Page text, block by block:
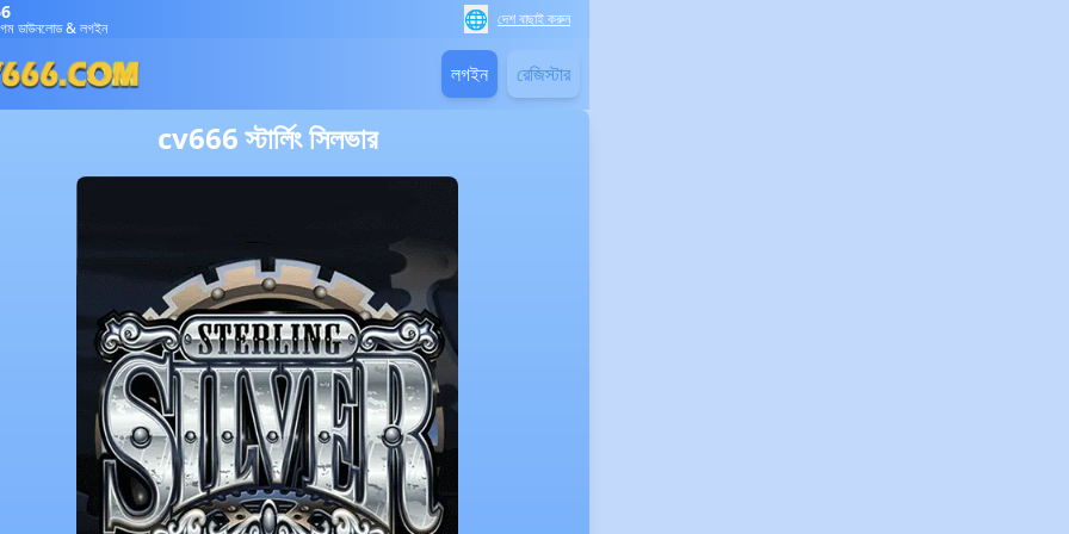
ডাউনলোড & লগইন 🌐 দেশ বাছাই করুন
লগইন রেজিস্টার
cv666 স্টার্লিং সিলভার